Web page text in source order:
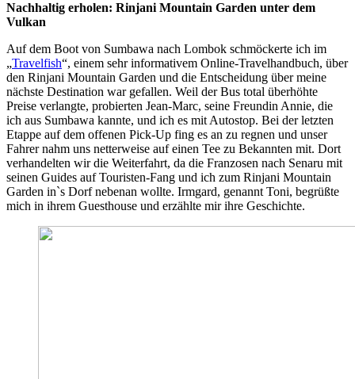
Nachhaltig erholen: Rinjani Mountain Garden unter dem
Vulkan
Auf dem Boot von Sumbawa nach Lombok schmöckerte ich im
„Travelfish“, einem sehr informativem Online-Travelhandbuch, über
den Rinjani Mountain Garden und die Entscheidung über meine
nächste Destination war gefallen. Weil der Bus total überhöhte
Preise verlangte, probierten Jean-Marc, seine Freundin Annie, die
ich aus Sumbawa kannte, und ich es mit Autostop. Bei der letzten
Etappe auf dem offenen Pick-Up fing es an zu regnen und unser
Fahrer nahm uns netterweise auf einen Tee zu Bekannten mit. Dort
verhandelten wir die Weiterfahrt, da die Franzosen nach Senaru mit
seinen Guides auf Touristen-Fang und ich zum Rinjani Mountain
Garden in`s Dorf nebenan wollte. Irmgard, genannt Toni, begrüßte
mich in ihrem Guesthouse und erzählte mir ihre Geschichte.